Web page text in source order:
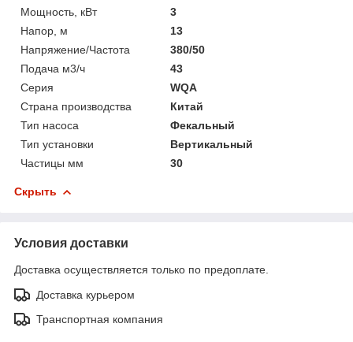
Мощность, кВт
3
Напор, м
13
Напряжение/Частота
380/50
Подача м3/ч
43
Серия
WQA
Страна производства
Китай
Тип насоса
Фекальный
Тип установки
Вертикальный
Частицы мм
30
Скрыть
Условия доставки
Доставка осуществляется только по предоплате.
Доставка курьером
Транспортная компания